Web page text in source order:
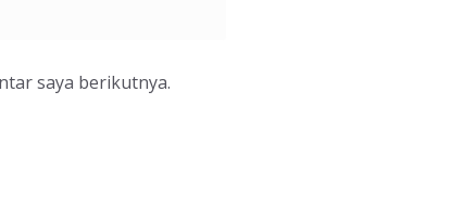
saya berikutnya.